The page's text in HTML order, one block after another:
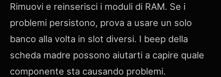
Rimuovi e reinserisci i moduli di RAM. Se i
problemi persistono, prova a usare un solo
banco alla volta in slot diversi. I beep della
scheda madre possono aiutarti a capire quale
componente sta causando problemi.